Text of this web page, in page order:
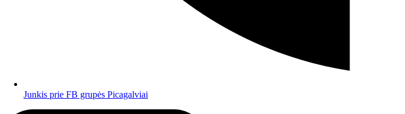
Junkis prie FB grupės Picagalviai